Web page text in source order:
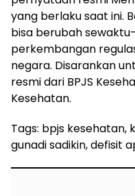
yang berlaku saat ini.
bisa berubah
perkembangan
negara. Disarankan
resmi dari BPJS
Kesehatan.
Tags: bpjs kesehatan,
gunadi sadikin, defisit